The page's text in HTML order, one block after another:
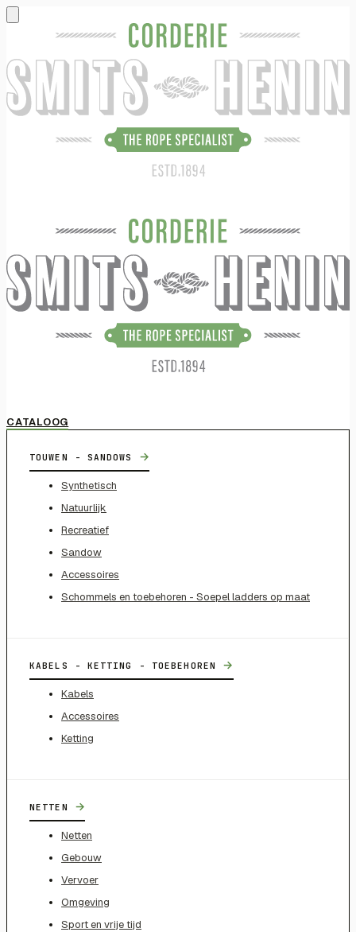
CATALOOG
TOUWEN - SANDOWS →
Synthetisch
Natuurlijk
Recreatief
Sandow
Accessoires
Schommels en toebehoren - Soepel ladders op maat
KABELS - KETTING - TOEBEHOREN →
Kabels
Accessoires
Ketting
NETTEN →
Netten
Gebouw
Vervoer
Omgeving
Sport en vrije tijd